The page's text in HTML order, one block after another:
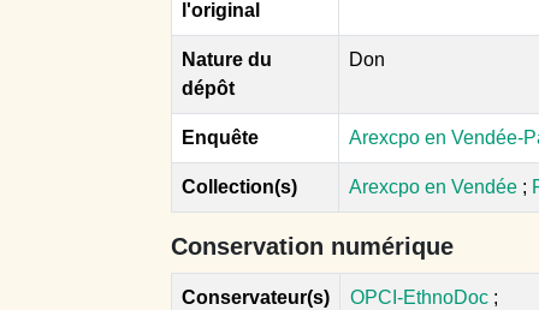
l'original
Nature du
dépôt
Don
Enquête Arexcpo en Vendée-
Collection(s) Arexcpo en Vendée ;
Conservation numérique
Conservateur(s) OPCI-EthnoDoc ;